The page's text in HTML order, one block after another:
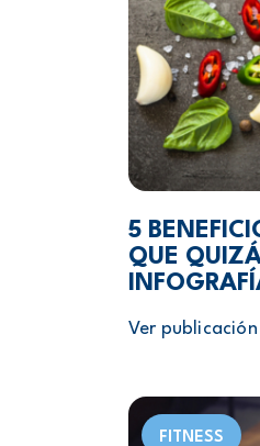
5
QUE
Ver publicación
FITNESS